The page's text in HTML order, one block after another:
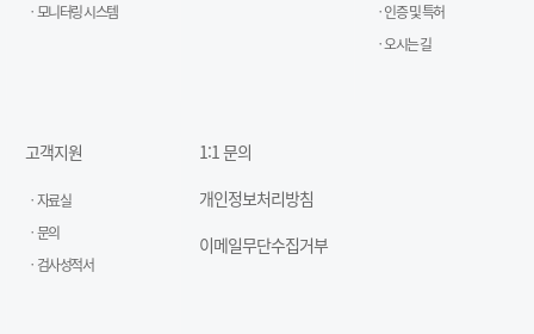
모니터링 시스템
인증 및 특허
오시는 길
고객지원
자료실
문의
검사성적서
1:1 문의
개인정보처리방침
이메일무단수집거부